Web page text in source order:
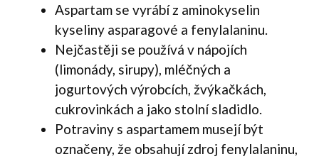
Aspartam se vyrábí z aminokyselin
kyseliny asparagové a fenylalaninu.
Nejčastěji se používá v nápojích
(limonády, sirupy), mléčných a
jogurtových výrobcích, žvýkačkách,
cukrovinkách a jako stolní sladidlo.
Potraviny s aspartamem musejí být
označeny, že obsahují zdroj fenylalaninu,